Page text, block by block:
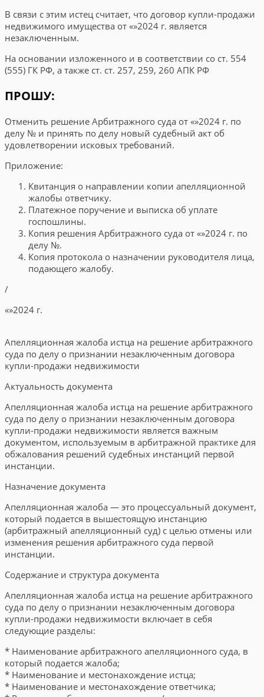
В связи с этим истец считает, что договор купли-продажи
недвижимого имущества от «»2024 г. является
незаключенным.
На основании изложенного и в соответствии со ст. 554
(555) ГК РФ, а также ст. ст. 257, 259, 260 АПК РФ
ПРОШУ:
Отменить решение Арбитражного суда от «»2024 г. по
делу № и принять по делу новый судебный акт об
удовлетворении исковых требований.
Приложение:
Квитанция о направлении копии апелляционной
жалобы ответчику.
Платежное поручение и выписка об уплате
госпошлины.
Копия решения Арбитражного суда от «»2024 г. по
делу №.
Копия протокола о назначении руководителя лица,
подающего жалобу.
/
«»2024 г.
Апелляционная жалоба истца на решение арбитражного
суда по делу о признании незаключенным договора
купли-продажи недвижимости
Актуальность документа
Апелляционная жалоба истца на решение арбитражного
суда по делу о признании незаключенным договора
купли-продажи недвижимости является важным
документом, используемым в арбитражной практике для
обжалования решений судебных инстанций первой
инстанции.
Назначение документа
Апелляционная жалоба — это процессуальный документ,
который подается в вышестоящую инстанцию
(арбитражный апелляционный суд) с целью отмены или
изменения решения арбитражного суда первой
инстанции.
Содержание и структура документа
Апелляционная жалоба истца на решение арбитражного
суда по делу о признании незаключенным договора
купли-продажи недвижимости включает в себя
следующие разделы:
* Наименование арбитражного апелляционного суда, в
который подается жалоба;
* Наименование и местонахождение истца;
* Наименование и местонахождение ответчика;